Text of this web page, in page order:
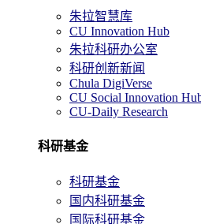
朱拉智慧库
CU Innovation Hub
朱拉科研办公室
科研创新新闻
Chula DigiVerse
CU Social Innovation
CU-Daily Research
科研基金
科研基金
国内科研基金
国际科研基金